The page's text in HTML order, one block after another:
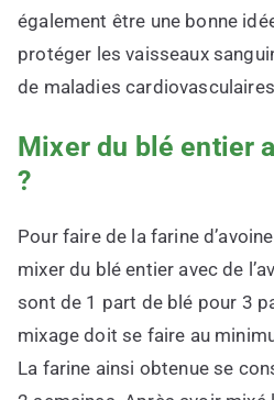
également être une bonne
protéger les vaisseaux
de maladies
Mixer du blé entier
?
Pour faire de la farine
mixer du blé entier avec de
sont de 1 part de blé pour 3
mixage doit se faire au
La farine ainsi obtenue se